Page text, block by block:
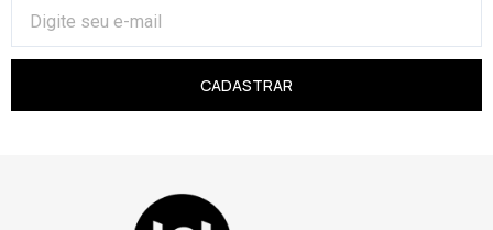
CADASTRAR